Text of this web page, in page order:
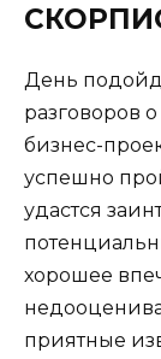
День
разговоров
бизнес-
успешно
удастся
хорошее
приятные